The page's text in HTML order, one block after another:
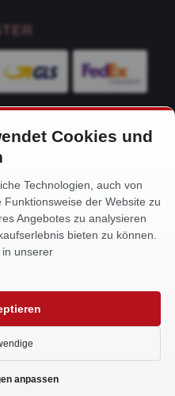
Cookies und
Technologien, auch von
der Website zu
Angebotes zu analysieren
bieten zu können.
unserer
anpassen